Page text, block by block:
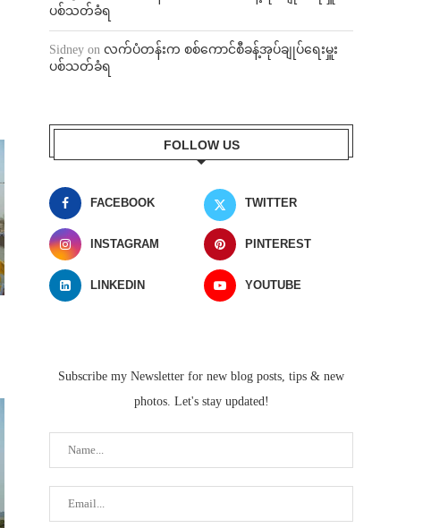
ပစ်သတ်ခံရ
Sidney on လက်ပံတန်းက စစ်ကောင်စီခန့်အုပ်ချုပ်ရေးမှူး
ပစ်သတ်ခံရ
FOLLOW US
FACEBOOK TWITTER
INSTAGRAM PINTEREST
LINKEDIN YOUTUBE
Subscribe my Newsletter for new blog posts, tips & new
photos. Let's stay updated!